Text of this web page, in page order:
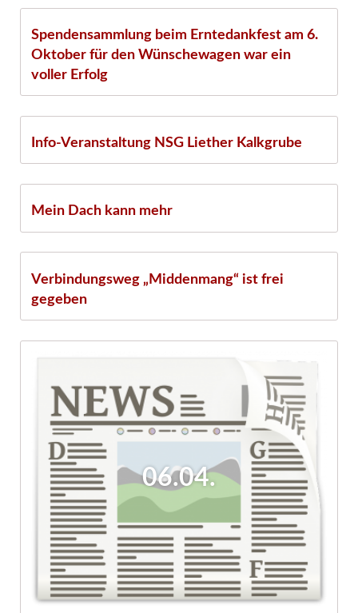
Spendensammlung beim Erntedankfest am 6.
Oktober für den Wünschewagen war ein
voller Erfolg
Info-Veranstaltung NSG Liether Kalkgrube
Mein Dach kann mehr
Verbindungsweg „Middenmang“ ist frei
gegeben
06.04.